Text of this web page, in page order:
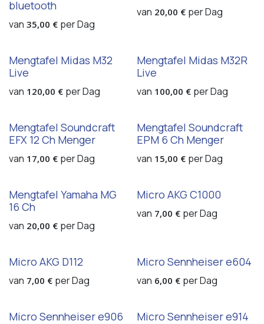
bluetooth
van 35,00 € perDag
van 20,00 € perDag
Mengtafel Midas M32
Live
van 120,00 € perDag
Mengtafel Midas M32R
Live
van 100,00 € perDag
Mengtafel Soundcraft
EFX 12 Ch Menger
van 17,00 € perDag
Mengtafel Soundcraft
EPM 6 Ch Menger
van 15,00 € perDag
Mengtafel Yamaha MG
16 Ch
van 20,00 € perDag
Micro AKG C1000
van 7,00 € perDag
Micro AKG D112
van 7,00 € perDag
Micro Sennheiser e604
van 6,00 € perDag
Micro Sennheiser e906 Micro Sennheiser e914